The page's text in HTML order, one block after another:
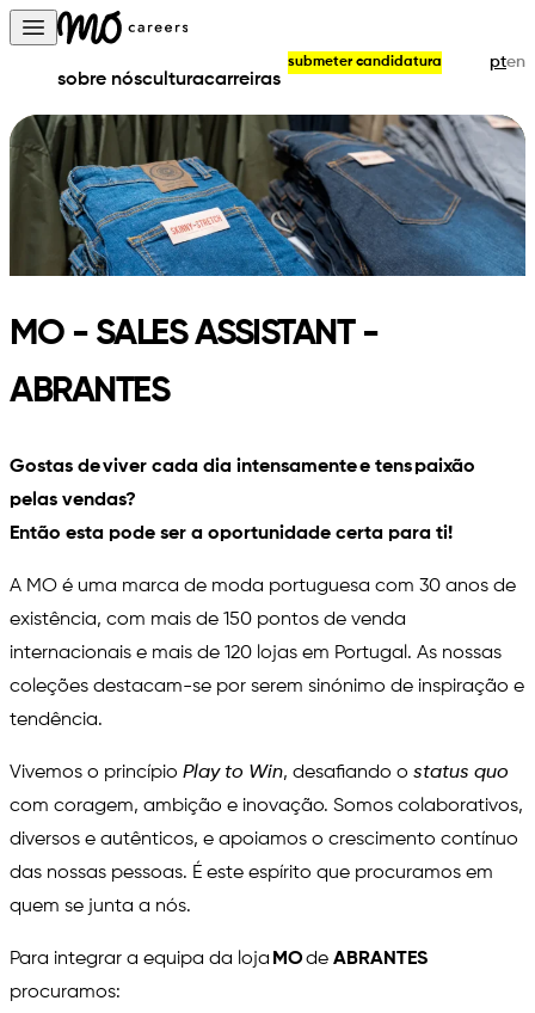
Skip to content
Open main menu
sobre nósculturacarreiras
submeter candidatura pten
MO - SALES ASSISTANT -
ABRANTES
Gostas de viver cada dia intensamente e tens paixão
pelas vendas?
Então esta pode ser a oportunidade certa para ti!
A MO é uma marca de moda portuguesa com 30 anos de
existência, com mais de 150 pontos de venda
internacionais e mais de 120 lojas em Portugal. As nossas
coleções destacam-se por serem sinónimo de inspiração e
tendência.
Vivemos o princípio Play to Win, desafiando o status quo
com coragem, ambição e inovação. Somos colaborativos,
diversos e autênticos, e apoiamos o crescimento contínuo
das nossas pessoas. É este espírito que procuramos em
quem se junta a nós.
Para integrar a equipa da loja MOde ABRANTES
procuramos: